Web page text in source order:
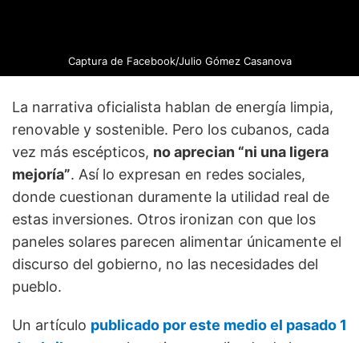
Captura de Facebook/Julio Gómez Casanova
La narrativa oficialista hablan de energía limpia,
renovable y sostenible. Pero los cubanos, cada
vez más escépticos, no aprecian “ni una ligera
mejoría”. Así lo expresan en redes sociales,
donde cuestionan duramente la utilidad real de
estas inversiones. Otros ironizan con que los
paneles solares parecen alimentar únicamente el
discurso del gobierno, no las necesidades del
pueblo.
Un artículo publicado por este medio el pasado 1